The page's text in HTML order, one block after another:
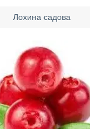
Лохина садова